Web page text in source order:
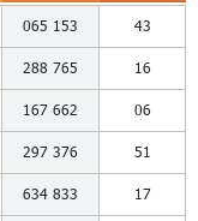
065 153 43
288 765 16
167 662 06
297 376 51
634 833 17